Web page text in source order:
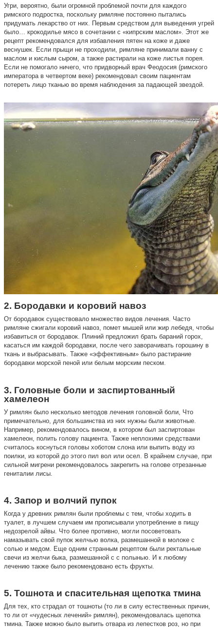
Угри, вероятно, были огромной проблемой почти для каждого
римского подростка, поскольку римляне постоянно пытались
придумать лекарство от них. Первым средством для выведения угрей
было… крокодилье мясо в сочетании с «кипрским маслом». Этот же
рецепт рекомендовался для избавления пятен на коже и даже
веснушек. Если прыщи не проходили, римляне принимали ванну с
маслом и кислым сыром, а также растирали на коже листья порея.
Если не помогало ничего, что придворный врач Феодосия (римского
императора в четвертом веке) рекомендовал своим пациентам
потереть лицо тканью во время наблюдения за падающей звездой.
2. Бородавки и коровий навоз
От бородавок существовало множество видов лечения. Часто
римляне сжигали коровий навоз, помет мышей или жир лебедя, чтобы
избавиться от бородавок. Плиний предложил брать бараний горох,
касаться им каждой бородавки, после чего заворачивать горошину в
ткань и выбрасывать. Также «эффективным» было растирание
бородавки морской пеной или белым морским песком.
3. Головные боли и заспиртованный
хамелеон
У римлян было несколько методов лечения головной боли, Что
примечательно, для большинства из них нужны были животные.
Например, рекомендовалось вином, в котором был заспиртован
хамелеон, полить голову пациента. Также неплохими средствами
считалось коснуться головы хоботом слона или выпить воду из
поилки, из которой до этого пил вол или осел. В крайнем случае, при
сильной мигрени рекомендовалось закрепить на голове отрезанные
гениталии лисы.
4. Запор и волчий пупок
Когда у древних римлян были проблемы с тем, чтобы ходить в
туалет, в лучшем случаем им прописывали употребление в пищу
недозрелой айвы. Что более противно, могли посоветовать
намазывать свой пупок желчью волка, размешанной в молоке с
солью и медом. Еще одним странным рецептом были ректальные
свечи из желчи быка, размешанной с с полынью. И к любому
лечению также было рекомендовано есть фрукты.
5. Тошнота и спасительная щепотка тмина
Для тех, кто страдал от тошноты (то ли в силу естественных причин,
то ли от «чудесных лечений» римлян), рекомендовалась щепотка
тмина. Также можно было выпить отвара из лепестков роз, но при